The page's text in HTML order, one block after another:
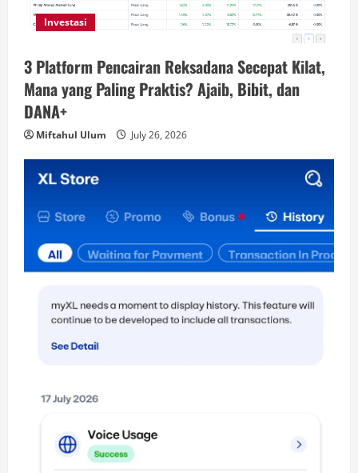
Investasi
3 Platform Pencairan Reksadana Secepat Kilat,
Mana yang Paling Praktis? Ajaib, Bibit, dan
DANA+
Miftahul Ulum July 26, 2026